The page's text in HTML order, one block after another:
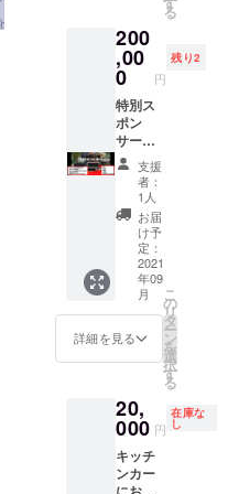
ティー
でも可
能
（ホー
ムパー
ティー
の場合
は飲み
放題
最大6人
まで）
※出店場
所など
はDMに
てご相
談させ
ていた
だきま
す。 ※
交通費
だ額を
記載し
ており
ます。
（北海
る
200
,00
0 円
残り2
特別ス
ポン
サー様
募集 ・
スポン
サー様
の宣
伝
【キッ
チン
カー、
SNSな
どでス
ポン
サー様
として
宣伝さ
せてい
ただき
ます】
・営業
支援
者：
1人
お届
け予
定：
2021
年09
月
詳細を見る
こ
の
リ
タ
ー
ン
を
選
択
す
る
20,
000 円
在庫な
し
キッチ
ンカー